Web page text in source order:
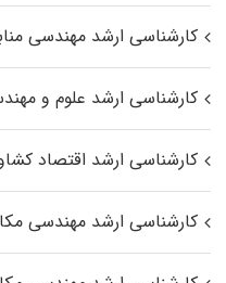
کارشناسی ارشد مهندسی
کارشناسی ارشد علوم و
کارشناسی ارشد اقتصاد
کارشناسی ارشد مهندسی